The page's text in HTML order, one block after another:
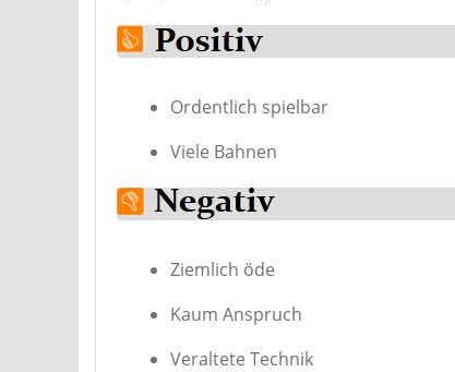
Ordentlich spielbar
Viele Bahnen
Ziemlich öde
Kaum Anspruch
Veraltete Technik